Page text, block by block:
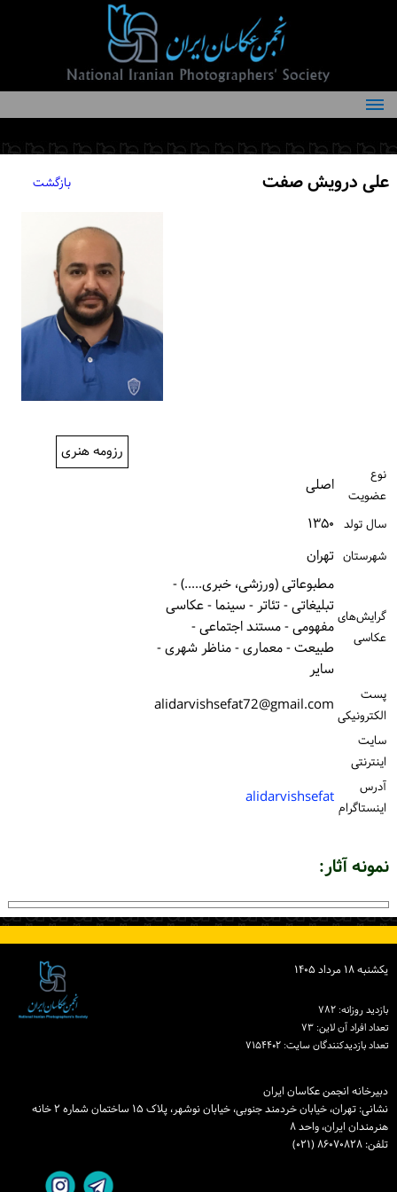
درباره انجمن
کمیته‌های انجمن
اعضاء انجمنعلی درویش صفت بازگشت
رزومه هنری
نوع
عضویت
اصلی
سال تولد ۱۳۵۰
شهرستان تهران
گرایش‌های
عکاسی
مطبوعاتی (ورزشی، خبری.....) -
تبلیغاتی - تئاتر - سینما - عکاسی
مفهومی - مستند اجتماعی -
طبیعت - معماری - مناظر شهری -
سایر
پست
الكترونیكی alidarvishsefat72@gmail.com
سایت
اینترنتی
آدرس
اینستاگرام alidarvishsefat
نمونه آثار:
یكشنبه ۱۸ مرداد ۱۴۰۵
بازدید روزانه: ۷۸۲
تعداد افراد آن لاین: ۷۳
تعداد بازدیدكنندگان سایت: ۷۱۵۴۴۰۲
دبیرخانه انجمن عکاسان ایران
نشانی: تهران، خیابان خردمند جنوبی، خیابان نوشهر، پلاک ۱۵ ساختمان شماره ۲ خانه
هنرمندان ایران، واحد ۸
تلفن: ۸۶۰۷۰۸۲۸ (۰۲۱)